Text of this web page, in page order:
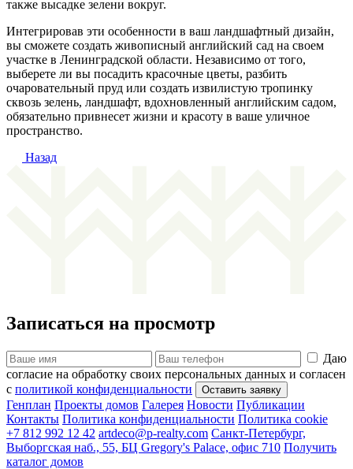
также высадке зелени вокруг.
Интегрировав эти особенности в ваш ландшафтный дизайн,
вы сможете создать живописный английский сад на своем
участке в Ленинградской области. Независимо от того,
выберете ли вы посадить красочные цветы, разбить
очаровательный пруд или создать извилистую тропинку
сквозь зелень, ландшафт, вдохновленный английским садом,
обязательно привнесет жизни и красоту в ваше уличное
пространство.
Назад
Записаться на просмотр
Даю
согласие на обработку своих персональных данных и согласен
с политикой конфиденциальности
Генплан Проекты домов Галерея Новости Публикации
Контакты Политика конфиденциальности Политика cookie
+7 812 992 12 42 artdeco@p-realty.com Санкт-Петербург,
Выборгская наб., 55, БЦ Gregory's Palace, офис 710 Получить
каталог домов